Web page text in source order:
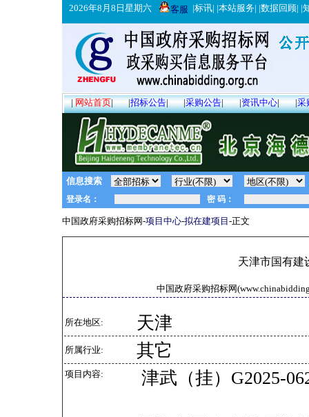
2026年8月8日星期六 客服 |标讯| |本站服务| |数据回顾| |
|网站首页| |招标公告| |采购公告| |资讯中心| |采
信息搜索
中国政府采购招标网-项目中心-拟在建项目 -正文
天津市国有建
中国政府采购招标网
所在地区: 天津
所属行业: 其它
项目内容: 津武（挂）G2025-